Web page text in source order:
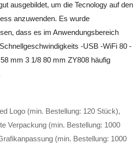
ausgebildet, um die Tecnology auf den
anzuwenden. Es wurde
dass es im Anwendungsbereich
-USB -WiFi 80 -
mm 3 1/8 80 mm ZY808 häufig
Logo (min. Bestellung: 120 Stück),
Verpackung (min. Bestellung: 1000
(min. Bestellung: 1000